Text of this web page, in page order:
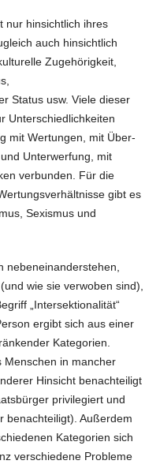
nur hinsichtlich ihres
auch hinsichtlich
Zugehörigkeit,
Status usw. Viele dieser
Unterschiedlichkeiten
mit Wertungen, mit Über-
Unterwerfung, mit
verbunden. Für die
gibt es
Sexismus und
nebeneinanderstehen,
wie sie verwoben sind),
„Intersektionalität“
ergibt sich aus einer
Kategorien.
Menschen in mancher
Hinsicht benachteiligt
privilegiert und
benachteiligt). Außerdem
Kategorien sich
verschiedene Probleme